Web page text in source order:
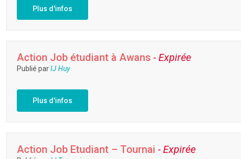
Plus d'infos
Action Job étudiant à Awans - Expirée
Publié par IJ Huy
Plus d'infos
Action Job Etudiant – Tournai - Expirée